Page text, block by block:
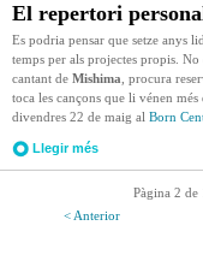
El repertori
Es podria pensar que setze anys
temps per als projectes propis.
cantant de Mishima , procura
toca les cançons que li vénen
divendres 22 de maig al Born
Llegir més
Pàgina 2 de
< Anterior